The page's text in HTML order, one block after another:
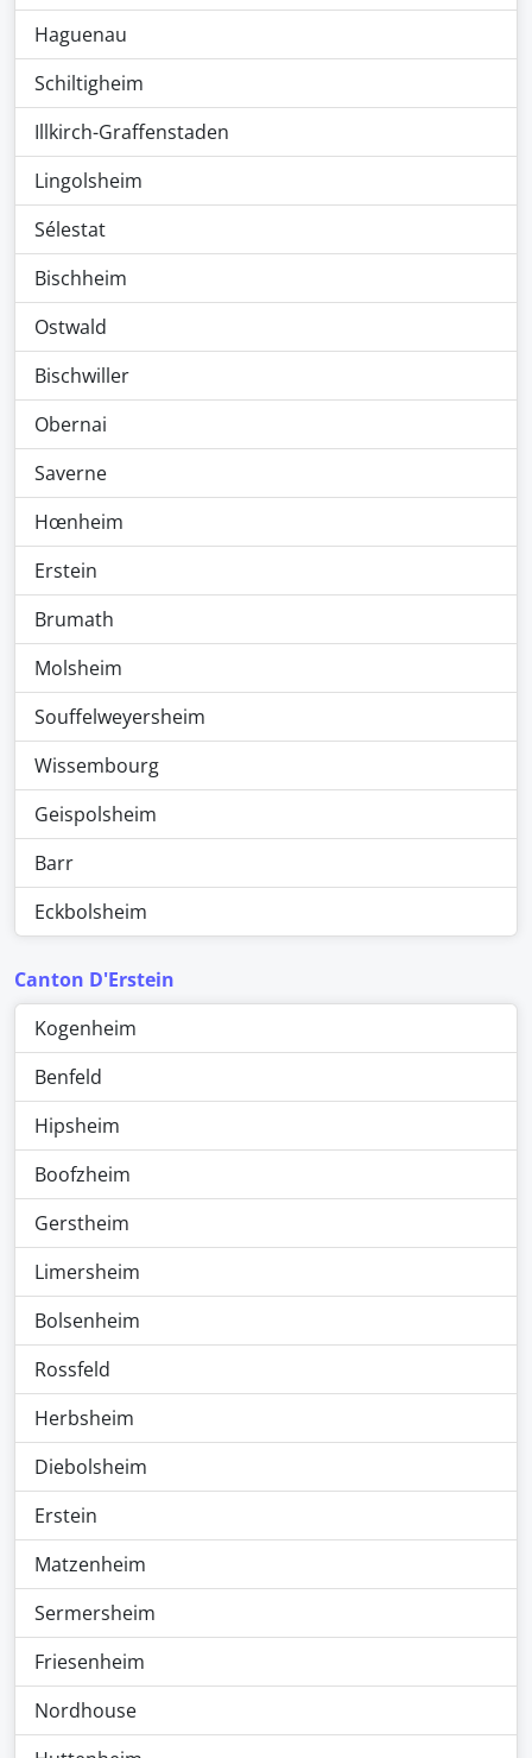
Haguenau
Schiltigheim
Illkirch-Graffenstaden
Lingolsheim
Sélestat
Bischheim
Ostwald
Bischwiller
Obernai
Saverne
Hœnheim
Erstein
Brumath
Molsheim
Souffelweyersheim
Wissembourg
Geispolsheim
Barr
Eckbolsheim
Canton D'Erstein
Kogenheim
Benfeld
Hipsheim
Boofzheim
Gerstheim
Limersheim
Bolsenheim
Rossfeld
Herbsheim
Diebolsheim
Erstein
Matzenheim
Sermersheim
Friesenheim
Nordhouse